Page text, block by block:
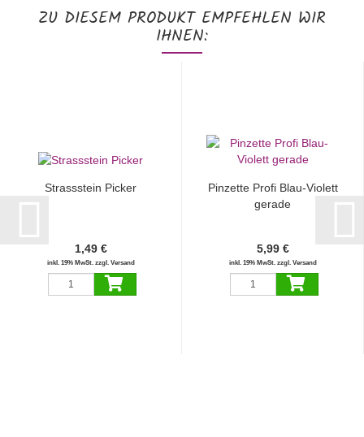
ZU DIESEM PRODUKT EMPFEHLEN WIR
IHNEN:
Strassstein Picker
1,49 €
inkl. 19% MwSt. zzgl. Versand
Pinzette Profi Blau-Violett
gerade
5,99 €
inkl. 19% MwSt. zzgl. Versand